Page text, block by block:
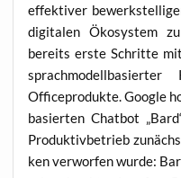
effek­ti­ver
digi­ta­len Öko­sys­tem
bereits ers­te Schrit­te
Office­pro­duk­te. Goog­le
basier­ten Chat­bot
Pro­duk­tiv­be­trieb
ken ver­wor­fen wur­de: